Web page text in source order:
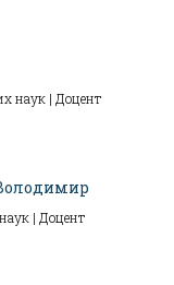
наук | Доцент
| Доцент